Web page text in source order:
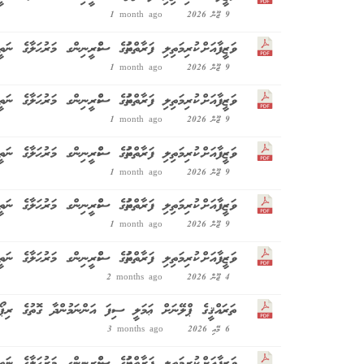
9 ޖޫން 2026 1 month ago
ވަޒީފާއަށް ކުރިމަތިލި ފަރާތްތަކުގެ ސްކްރީނިންގ
9 ޖޫން 2026 1 month ago
ވަޒީފާއަށް ކުރިމަތިލި ފަރާތްތަކުގެ ސްކްރީނިންގ
9 ޖޫން 2026 1 month ago
ވަޒީފާއަށް ކުރިމަތިލި ފަރާތްތަކުގެ ސްކްރީނިންގ
9 ޖޫން 2026 1 month ago
ވަޒީފާއަށް ކުރިމަތިލި ފަރާތްތަކުގެ ސްކްރީނިންގ
9 ޖޫން 2026 1 month ago
ވަޒީފާއަށް ކުރިމަތިލި ފަރާތްތަކުގެ ސްކްރީނިންގ
4 ޖޫން 2026 2 months ago
ތަރައްޤީގެ ޕްލޭނަށް ޢަމަލީ ސިފަ އަންނަމުންދާ ގޮތުގެ
6 މޭއި 2026 3 months ago